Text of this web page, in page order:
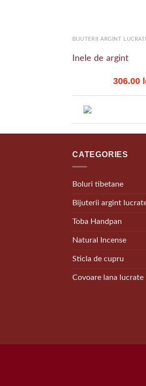
BIJUTERII ARGINT
Inele de argint
306.00
CATEGORIES
Boluri tibetane
Bijuterii argint
Toba Handpan
Natural Incense
Sticla de cupru
Covoare lana lucrate